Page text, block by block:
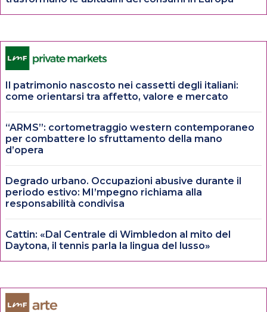
Il patrimonio nascosto nei cassetti degli italiani:
come orientarsi tra affetto, valore e mercato
“ARMS”: cortometraggio western contemporaneo
per combattere lo sfruttamento della mano
d’opera
Degrado urbano. Occupazioni abusive durante il
periodo estivo: MI’mpegno richiama alla
responsabilità condivisa
Cattin: «Dal Centrale di Wimbledon al mito del
Daytona, il tennis parla la lingua del lusso»